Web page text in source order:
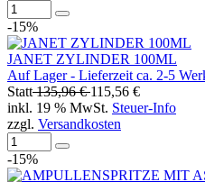
-15%
JANET ZYLINDER 100ML
Auf Lager - Lieferzeit ca. 2-5
Statt135,96 €115,56 €
inkl. 19 % MwSt. Steuer-Info
zzgl. Versandkosten
-15%